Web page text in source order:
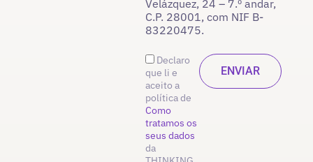
Velázquez, 24 – 7.º andar,
C.P. 28001, com NIF B-
83220475.
Declaro
que li e
aceito a
política de
Como
tratamos os
seus dados
da